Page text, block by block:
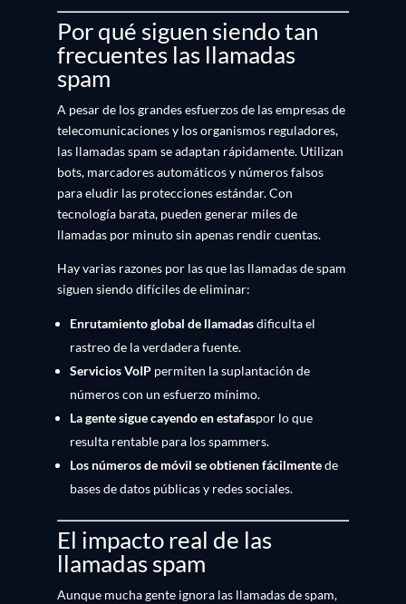
Por qué siguen siendo tan
frecuentes las llamadas
spam
A pesar de los grandes esfuerzos de las empresas de
telecomunicaciones y los organismos reguladores,
las llamadas spam se adaptan rápidamente. Utilizan
bots, marcadores automáticos y números falsos
para eludir las protecciones estándar. Con
tecnología barata, pueden generar miles de
llamadas por minuto sin apenas rendir cuentas.
Hay varias razones por las que las llamadas de spam
siguen siendo difíciles de eliminar:
Enrutamiento global de llamadasdificulta el
rastreo de la verdadera fuente.
Servicios VoIPpermiten la suplantación de
números con un esfuerzo mínimo.
La gente sigue cayendo en estafaspor lo que
resulta rentable para los spammers.
Los números de móvil se obtienen fácilmentede
bases de datos públicas y redes sociales.
El impacto real de las
llamadas spam
Aunque mucha gente ignora las llamadas de spam,